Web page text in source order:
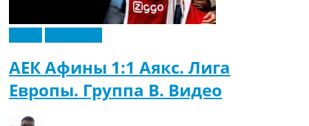
АЕК Афины 1:1 Аякс. Лига
Европы. Группа B. Видео